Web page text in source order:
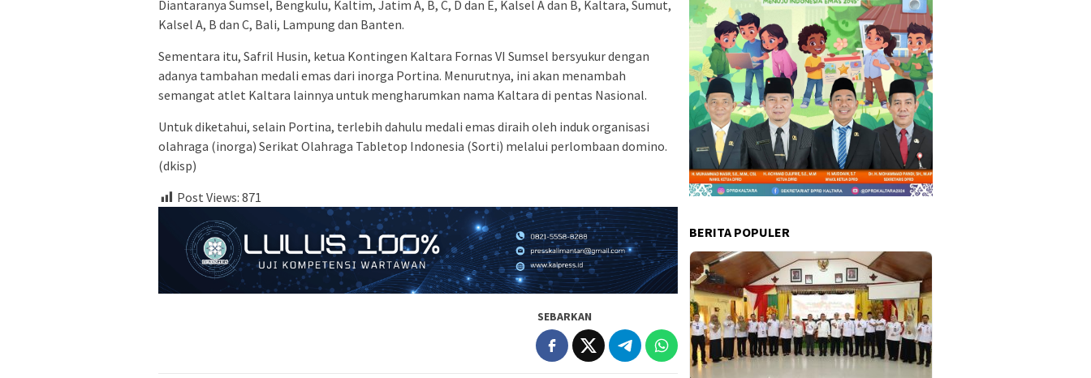
Diantaranya Sumsel, Bengkulu, Kaltim, Jatim A, B, C, D dan E, Kalsel A dan B, Kaltara, Sumut,
Kalsel A, B dan C, Bali, Lampung dan Banten.
Sementara itu, Safril Husin, ketua Kontingen Kaltara Fornas VI Sumsel bersyukur dengan
adanya tambahan medali emas dari inorga Portina. Menurutnya, ini akan menambah
semangat atlet Kaltara lainnya untuk mengharumkan nama Kaltara di pentas Nasional.
Untuk diketahui, selain Portina, terlebih dahulu medali emas diraih oleh induk organisasi
olahraga (inorga) Serikat Olahraga Tabletop Indonesia (Sorti) melalui perlombaan domino.
(dkisp)
Post Views: 871
SEBARKAN
BERITA POPULER